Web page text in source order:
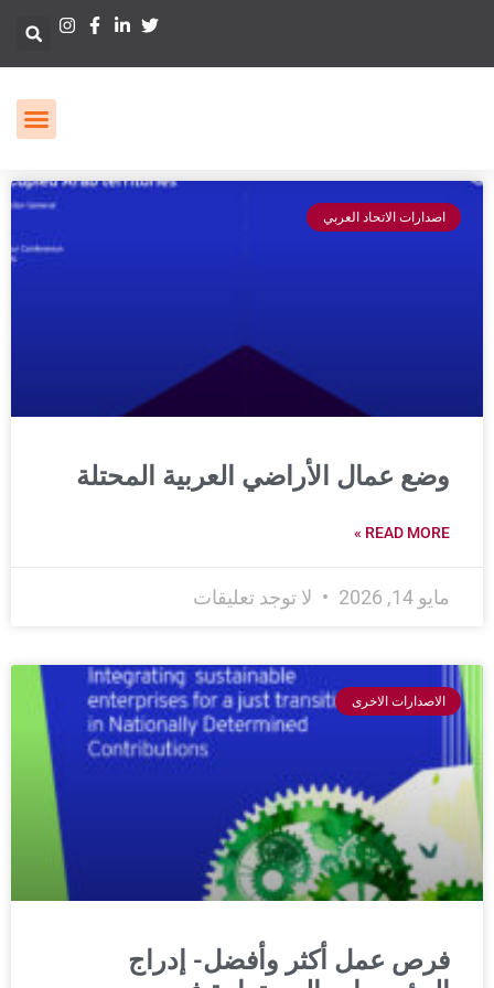
اصدارات الاتحاد العربي
وضع عمال الأراضي العربية المحتلة
READ MORE »
مايو 14, 2026 لا توجد تعليقات
الاصدارات الاخرى
فرص عمل أكثر وأفضل- إدراج